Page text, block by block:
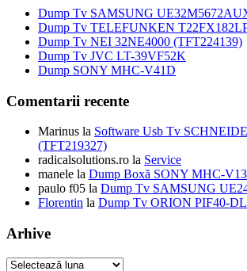
25,00 lei.
Dump Tv SAMSUNG
Dump Tv TELEFUNKEN
Dump Tv NEI 32NE4000 (TFT224139)
Dump Tv JVC LT-39VF52K
Dump SONY MHC-V41D
Comentarii recente
Marinus la Software Usb Tv
(TFT219327)
radicalsolutions.ro la Service
manele la Dump Boxă SONY MHC-V13
paulo f05 la Dump Tv SAMSUNG
Florentin la Dump Tv ORION PIF40-
Arhive
Arhive